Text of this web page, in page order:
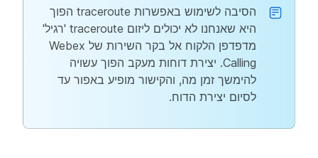
הסיבה לשימוש באפשרות traceroute הפוך
היא שאנחנו לא יכולים ליזום traceroute 'רגיל'
מדפדפן הלקוח אל בקר השירות של Webex
Calling. יצירת דוחות מעקב הפוך עשויה
להימשך זמן מה, והקישור מופיע באפור עד
לסיום יצירת הדוח.